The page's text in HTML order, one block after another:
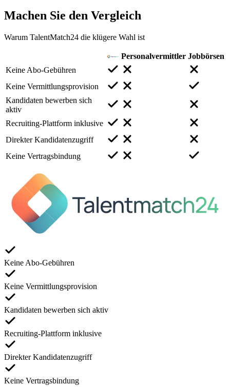
Machen Sie den Vergleich
Warum TalentMatch24 die klügere Wahl ist
Personalvermittler Jobbörsen
Keine Abo-Gebühren
Keine Vermittlungsprovision
Kandidaten bewerben sich
aktiv
Recruiting-Plattform inklusive
Direkter Kandidatenzugriff
Keine Vertragsbindung
Keine Abo-Gebühren
Keine Vermittlungsprovision
Kandidaten bewerben sich aktiv
Recruiting-Plattform inklusive
Direkter Kandidatenzugriff
Keine Vertragsbindung